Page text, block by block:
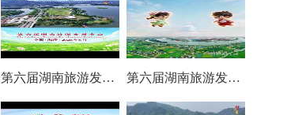
第六届湖南旅游发展大会丨仰天湖国际休闲旅游度假区17个游玩项目全线开放嗨翻一夏 第六届湖南旅游发展大会丨阿莲潭宝带你云游岳塘